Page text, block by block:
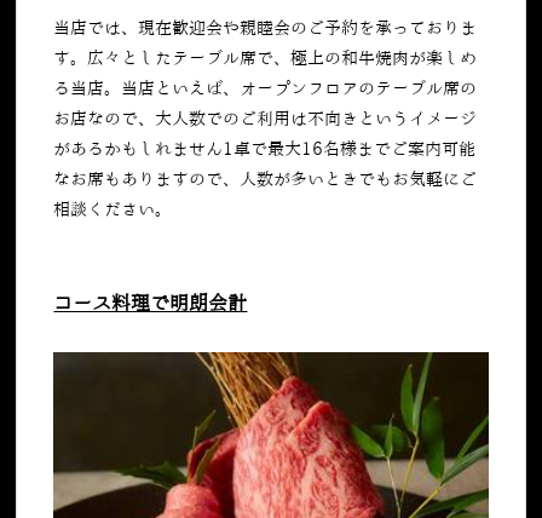
当店では、現在歓迎会や親睦会のご予約を承っておりま
す。広々としたテーブル席で、極上の和牛焼肉が楽しめ
る当店。当店といえば、オープンフロアのテーブル席の
お店なので、大人数でのご利用は不向きというイメージ
があるかもしれません1卓で最大16名様までご案内可能
なお席もありますので、人数が多いときでもお気軽にご
相談ください。
コース料理で明朗会計